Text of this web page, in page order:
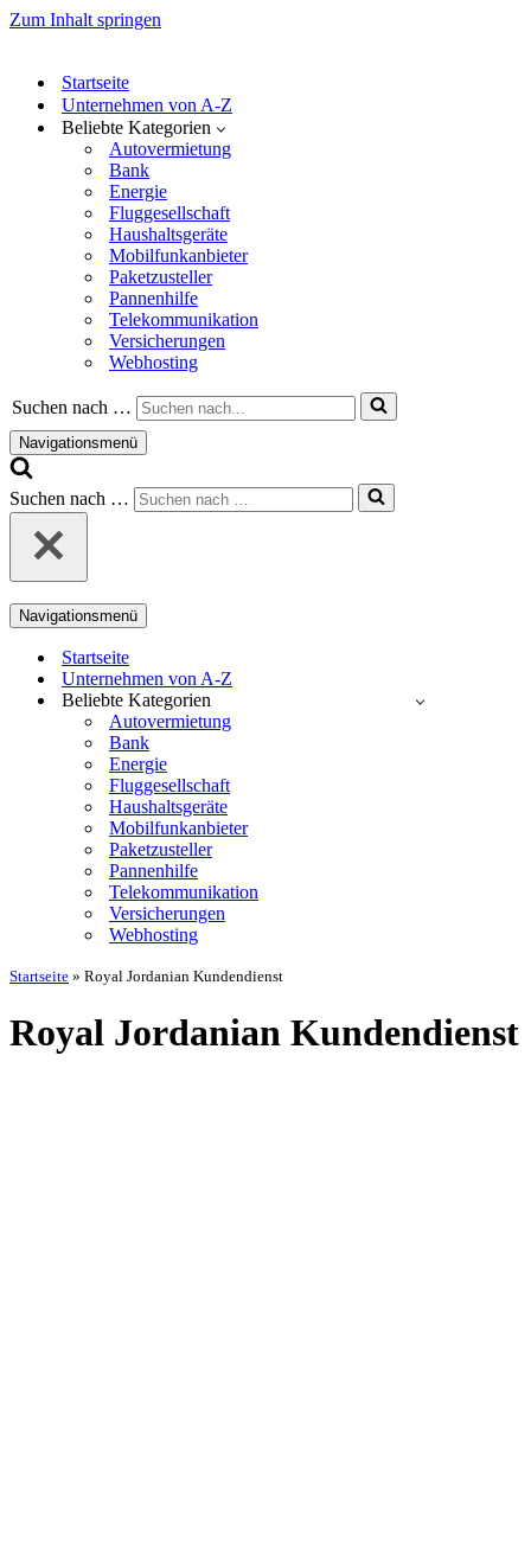
Zum Inhalt springen
Startseite
Unternehmen von A-Z
Beliebte Kategorien
Autovermietung
Bank
Energie
Fluggesellschaft
Haushaltsgeräte
Mobilfunkanbieter
Paketzusteller
Pannenhilfe
Telekommunikation
Versicherungen
Webhosting
Suchen nach …
Navigationsmenü
Suchen nach …
Navigationsmenü
Startseite
Unternehmen von A-Z
Beliebte Kategorien
Autovermietung
Bank
Energie
Fluggesellschaft
Haushaltsgeräte
Mobilfunkanbieter
Paketzusteller
Pannenhilfe
Telekommunikation
Versicherungen
Webhosting
Startseite » Royal Jordanian Kundendienst
Royal Jordanian Kundendienst